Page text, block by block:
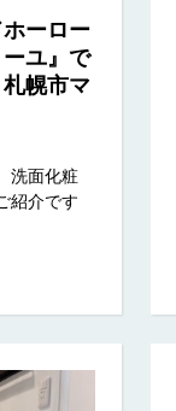
ーロー
ユ』で
幌市マ
洗面化粧
紹介です